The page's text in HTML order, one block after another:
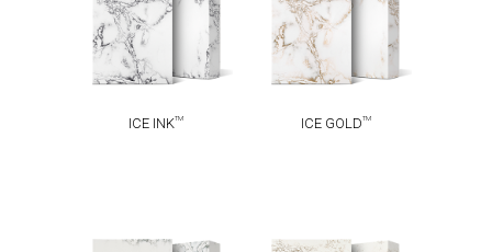
ICE INKTM ICE GOLDTM